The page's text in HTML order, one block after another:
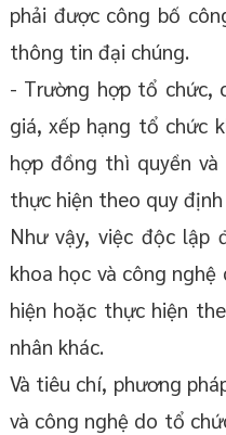
phải được công bố
thông tin đại chúng.
- Trường hợp tổ chức,
giá, xếp hạng tổ chức
hợp đồng thì quyền
thực hiện theo quy
Như vậy, việc độc lập
khoa học và công
hiện hoặc thực hiện
nhân khác.
Và tiêu chí, phương
và công nghệ do tổ